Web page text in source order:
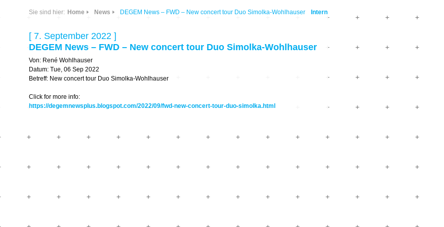
Sonic Planet
Zeit
Allegro Praestat
– Ecological
Forschung
Orte & Konzerte
Festivals
Sie sind hier: Home News DEGEM News – FWD – New concert tour Duo Simolka-Wohlhauser Intern
[ 7. September 2022 ]
DEGEM News – FWD – New concert tour Duo Simolka-Wohlhauser
Von: René Wohlhauser
Datum: Tue, 06 Sep 2022
Betreff: New concert tour Duo Simolka-Wohlhauser
Click for more info:
https://degemnewsplus.blogspot.com/2022/09/fwd-new-concert-tour-duo-simolka.html